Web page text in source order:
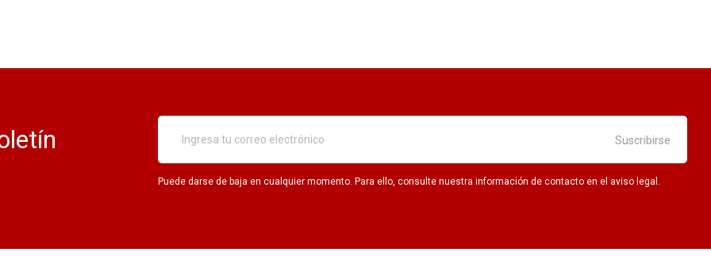
Puede darse de baja en cualquier momento. Para ello, consulte nuestra información de contacto en el aviso legal.